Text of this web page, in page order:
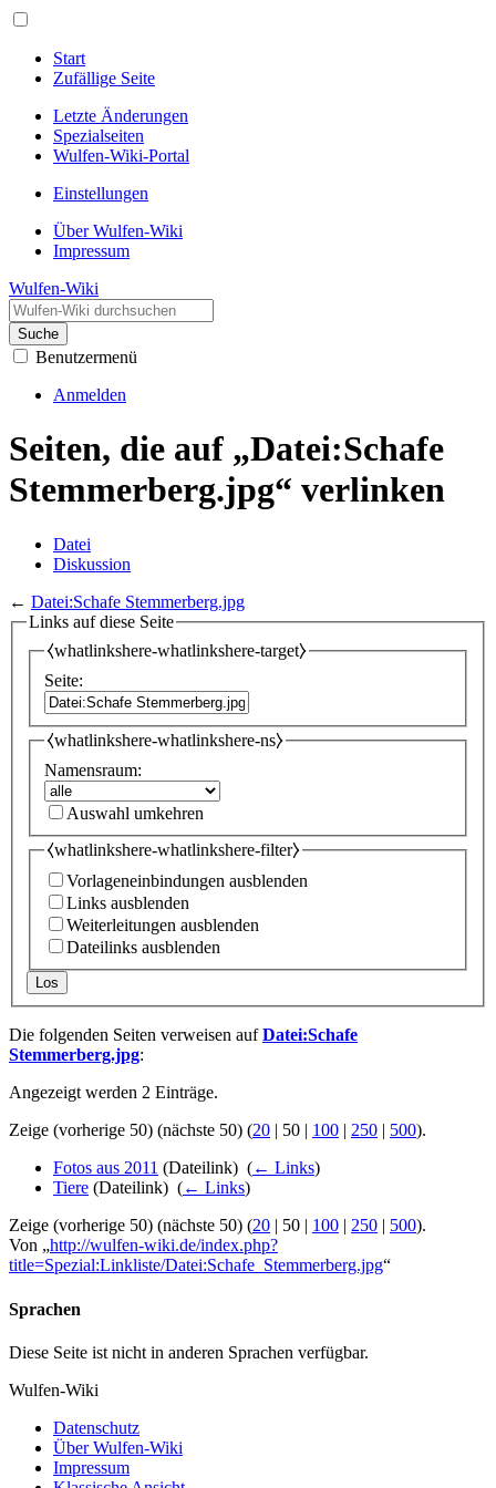
Start
Zufällige Seite
Letzte Änderungen
Spezialseiten
Wulfen-Wiki-Portal
Einstellungen
Über Wulfen-Wiki
Impressum
Wulfen-Wiki
Suche
Benutzermenü
Anmelden
Seiten, die auf „Datei:Schafe
Stemmerberg.jpg“ verlinken
Datei
Diskussion
← Datei:Schafe Stemmerberg.jpg
Links auf diese Seite
⧼whatlinkshere-whatlinkshere-target⧽
Seite:
⧼whatlinkshere-whatlinkshere-ns⧽
Namensraum:
Auswahl umkehren
⧼whatlinkshere-whatlinkshere-filter⧽
Vorlageneinbindungen ausblenden
Links ausblenden
Weiterleitungen ausblenden
Dateilinks ausblenden
Los
Die folgenden Seiten verweisen aufDatei:Schafe
Stemmerberg.jpg:
Angezeigt werden 2 Einträge.
Zeige (vorherige 50) (nächste 50) (20 | 50 | 100 | 250 | 500).
Fotos aus 2011 (Dateilink) ‎ (← Links)
Tiere (Dateilink) ‎ (← Links)
Zeige (vorherige 50) (nächste 50) (20 | 50 | 100 | 250 | 500).
Von „http://wulfen-wiki.de/index.php?
title=Spezial:Linkliste/Datei:Schafe_Stemmerberg.jpg“
Sprachen
Diese Seite ist nicht in anderen Sprachen verfügbar.
Wulfen-Wiki
Datenschutz
Über Wulfen-Wiki
Impressum